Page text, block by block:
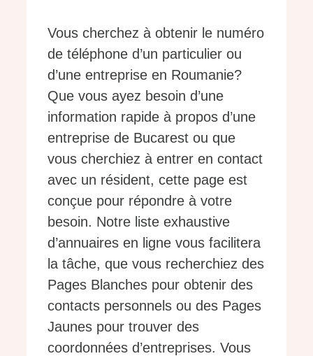
Vous cherchez à obtenir le numéro
de téléphone d’un particulier ou
d’une entreprise en Roumanie?
Que vous ayez besoin d’une
information rapide à propos d’une
entreprise de Bucarest ou que
vous cherchiez à entrer en contact
avec un résident, cette page est
conçue pour répondre à votre
besoin. Notre liste exhaustive
d’annuaires en ligne vous facilitera
la tâche, que vous recherchiez des
Pages Blanches pour obtenir des
contacts personnels ou des Pages
Jaunes pour trouver des
coordonnées d’entreprises. Vous